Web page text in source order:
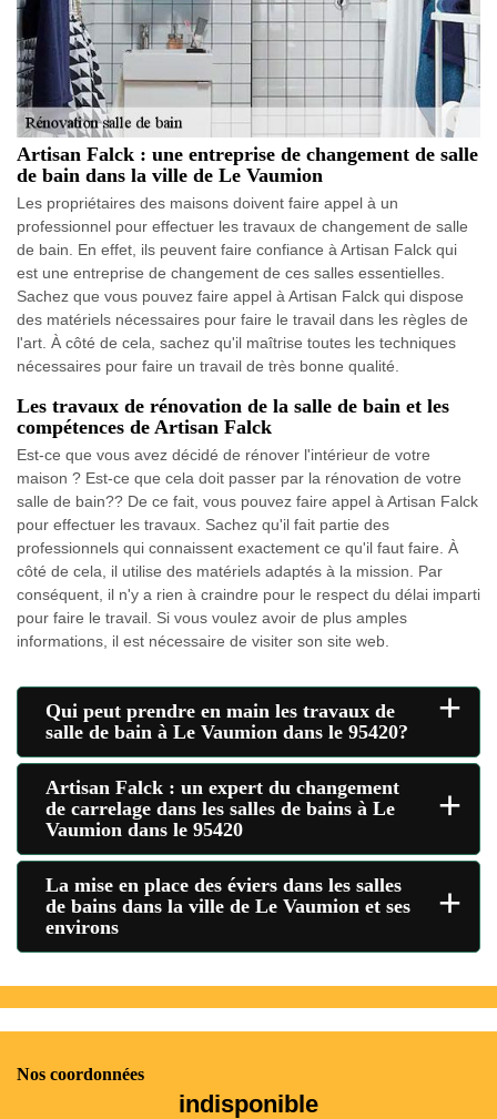
Artisan Falck : une entreprise de changement de salle
de bain dans la ville de Le Vaumion
Les propriétaires des maisons doivent faire appel à un
professionnel pour effectuer les travaux de changement de salle
de bain. En effet, ils peuvent faire confiance à Artisan Falck qui
est une entreprise de changement de ces salles essentielles.
Sachez que vous pouvez faire appel à Artisan Falck qui dispose
des matériels nécessaires pour faire le travail dans les règles de
l'art. À côté de cela, sachez qu'il maîtrise toutes les techniques
nécessaires pour faire un travail de très bonne qualité.
Les travaux de rénovation de la salle de bain et les
compétences de Artisan Falck
Est-ce que vous avez décidé de rénover l'intérieur de votre
maison ? Est-ce que cela doit passer par la rénovation de votre
salle de bain?? De ce fait, vous pouvez faire appel à Artisan Falck
pour effectuer les travaux. Sachez qu'il fait partie des
professionnels qui connaissent exactement ce qu'il faut faire. À
côté de cela, il utilise des matériels adaptés à la mission. Par
conséquent, il n'y a rien à craindre pour le respect du délai imparti
pour faire le travail. Si vous voulez avoir de plus amples
informations, il est nécessaire de visiter son site web.
Qui peut prendre en main les travaux de
salle de bain à Le Vaumion dans le 95420?
+
Artisan Falck : un expert du changement
de carrelage dans les salles de bains à Le
Vaumion dans le 95420
+
La mise en place des éviers dans les salles
de bains dans la ville de Le Vaumion et ses
environs
+
Nos coordonnées
indisponible